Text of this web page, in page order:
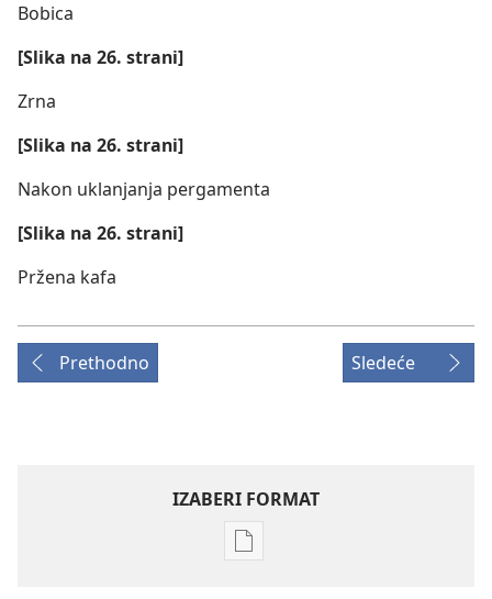
Bobica
[Slika na 26. strani]
Zrna
[Slika na 26. strani]
Nakon uklanjanja pergamenta
[Slika na 26. strani]
Pržena kafa
Prethodno Sledeće
IZABERI FORMAT
Formati